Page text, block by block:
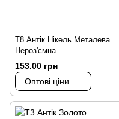
Т8 Антік Нікель Металева
Нероз'ємна
153.00 грн
Оптові ціни